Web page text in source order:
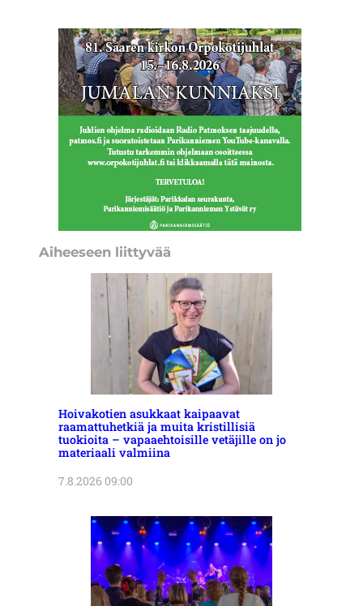
Aiheeseen liittyvää
Hoivakotien asukkaat kaipaavat
raamattuhetkiä ja muita kristillisiä
tuokioita – vapaaehtoisille vetäjille on jo
materiaali valmiina
7.8.2026 09:00